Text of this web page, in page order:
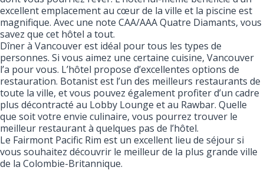
excellent emplacement au cœur de la ville et la piscine est
magnifique. Avec une note CAA/AAA Quatre Diamants, vous
savez que cet hôtel a tout.
Dîner à Vancouver est idéal pour tous les types de
personnes. Si vous aimez une certaine cuisine, Vancouver
l’a pour vous. L’hôtel propose d’excellentes options de
restauration. Botanist est l’un des meilleurs restaurants de
toute la ville, et vous pouvez également profiter d’un cadre
plus décontracté au Lobby Lounge et au Rawbar. Quelle
que soit votre envie culinaire, vous pourrez trouver le
meilleur restaurant à quelques pas de l’hôtel.
Le Fairmont Pacific Rim est un excellent lieu de séjour si
vous souhaitez découvrir le meilleur de la plus grande ville
de la Colombie-Britannique.